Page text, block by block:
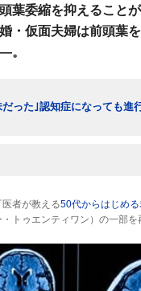
葉委縮を抑えること
・仮面夫婦は前頭葉
。
だった｣認知症になっても進
者が教える50代からはじめ
トゥエンティワン）の一部を